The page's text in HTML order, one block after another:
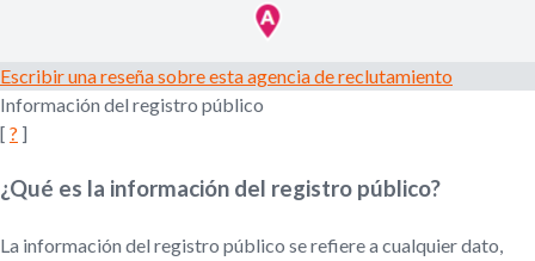
b
r
e
u
a
Escribir una reseña sobre esta agencia de reclutamiento
Información del registro público
[ ? ]
¿Qué es la información del registro público?
La información del registro público se refiere a cualquier dato,